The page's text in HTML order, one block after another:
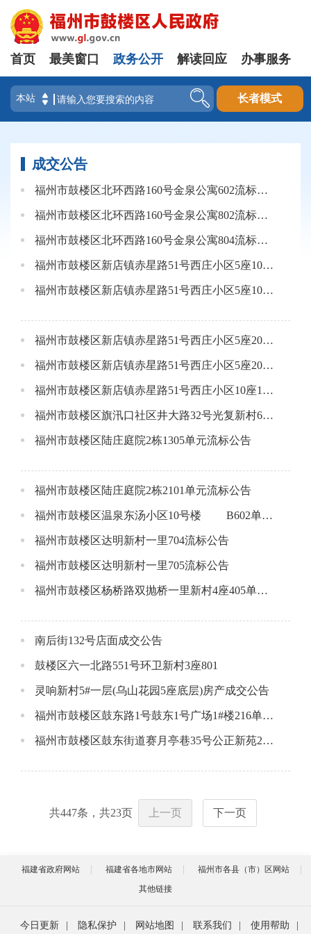
登录
首页 最美窗口 政务公开 解读回应 办事服务
长者模式
成交公告
福州市鼓楼区北环西路160号金泉公寓602流标公告
福州市鼓楼区北环西路160号金泉公寓802流标公告
福州市鼓楼区北环西路160号金泉公寓804流标公告
福州市鼓楼区新店镇赤星路51号西庄小区5座101流标公告
福州市鼓楼区新店镇赤星路51号西庄小区5座103流标公告
福州市鼓楼区新店镇赤星路51号西庄小区5座202流标公告
福州市鼓楼区新店镇赤星路51号西庄小区5座204流标公告
福州市鼓楼区新店镇赤星路51号西庄小区10座1801流标公告
福州市鼓楼区旗汛口社区井大路32号光复新村6座3层流标公告
福州市鼓楼区陆庄庭院2栋1305单元流标公告
福州市鼓楼区陆庄庭院2栋2101单元流标公告
福州市鼓楼区温泉东汤小区10号楼 B602单元流标公告
福州市鼓楼区达明新村一里704流标公告
福州市鼓楼区达明新村一里705流标公告
福州市鼓楼区杨桥路双抛桥一里新村4座405单元成交公告
南后街132号店面成交公告
鼓楼区六一北路551号环卫新村3座801
灵响新村5#一层(乌山花园5座底层)房产成交公告
福州市鼓楼区鼓东路1号鼓东1号广场1#楼216单元成交公告
福州市鼓楼区鼓东街道赛月亭巷35号公正新苑2#楼205单元成交公告
共447条，共23页 上一页 下一页
福建省政府网站 福建省各地市网站
福州市各县（市）区网站
其他链接
今日更新 隐私保护 网站地图 联系我们 使用帮助